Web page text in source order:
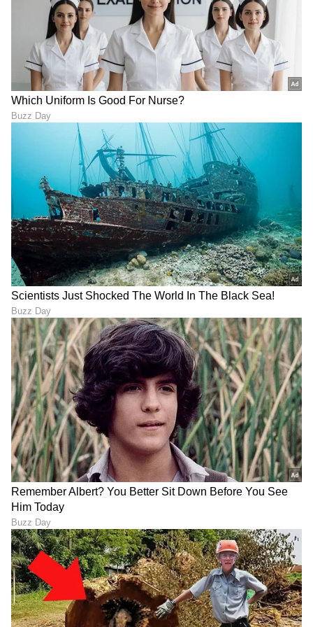
ವ್ಯವಹಾರ (business ideas in kannada) ,
ಬ್ಯಾಂಕಿಂಗ್ (Banking News), ಹಣಕಾಸು, ಭಾರತೀಯ
ಆರ್ಥಿಕತೆ, ಜಾಗತಿಕ ಮಾರುಕಟ್ಟೆ,ಷೇರು ಮಾರುಕಟ್ಟೆ,
ಹೂಡಿಕೆ ಸೇರಿದಂತೆ ಇನ್ನಿತರ ಮತ್ತು ಇತ್ತೀಚಿನ ಹಣಕಾಸಿನ
ಸುದ್ದಿಗಳನ್ನು ಏಷ್ಯಾನೆಟ್ ಸುವರ್ಣ ನ್ಯೂಸ್‌ನಲ್ಲಿ ಓದಿರಿ.
ABOUT THE AUTHOR
NK Naveen Kodase
ನವೀನ್ ಕೊಡಸೆ ಏಷ್ಯಾನೆಟ್ ಕನ್ನಡದಲ್ಲಿ ಮುಖ್ಯ ಉಪಸಂಪಾದಕ.
ಕಳೆದ 9 ವರ್ಷಗಳಿಂದಲೂ ಮಾಧ್ಯಮ ಜಗತ್ತಿನಲ್ಲಿದ್ದೇನೆ. ಅಪ್ಪಟ
ಮಲೆನಾಡಿನ ಹುಡುಗ. ಕುವೆಂಪು ವಿವಿಯ ಪತ್ರಿಕೋದ್ಯಮ ಪದವಿ ಇದೆ.
ರಾಜ್‌ ನ್ಯೂಸ್‌ ಮೂಲಕ ಮಾಧ್ಯಮ ಲೋಕಕ್ಕೆ ಕಾಲಿಟ್ಟವನು.
ಡಿಜಿಟಲ್‌ ಮಾಧ್ಯಮ ಲೋಕದಲ್ಲಿ ಪಳಗಿದರೂ, ಕಲಿಯೋದಿದೆ ಅಪಾರ.
ಕ್ರೀಡೆ, ರಾಜಕೀಯ, ಸಾಹಿತ್ಯದಲ್ಲಿದೆ ಆಸಕ್ತಿ. ಕ್ರೀಡಾ ಸುದ್ದಿಯೇ ನನ್ನ
ಜೀವಾಳ.
ಚಿನ್ನದ ಬೆಲೆ ಬೆಳ್ಳಿ ದರ ಭಾರತ ಸುದ್ದಿ ಚಿನ್ನ